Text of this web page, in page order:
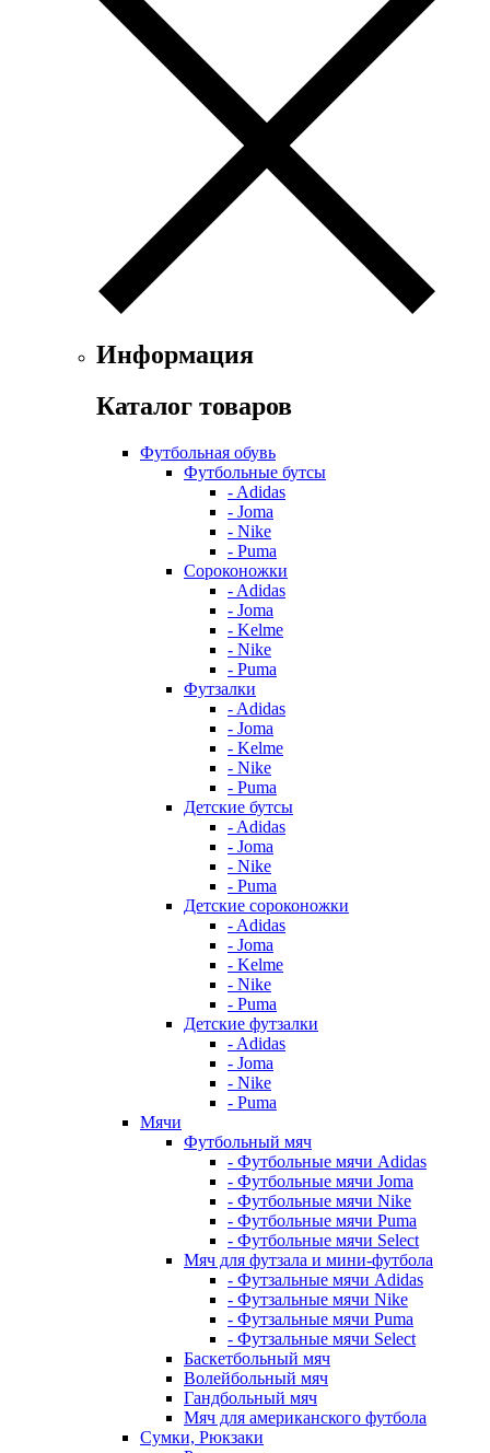
Информация
Каталог товаров
Футбольная обувь
Футбольные бутсы
- Adidas
- Joma
- Nike
- Puma
Сороконожки
- Adidas
- Joma
- Kelme
- Nike
- Puma
Футзалки
- Adidas
- Joma
- Kelme
- Nike
- Puma
Детские бутсы
- Adidas
- Joma
- Nike
- Puma
Детские сороконожки
- Adidas
- Joma
- Kelme
- Nike
- Puma
Детские футзалки
- Adidas
- Joma
- Nike
- Puma
Мячи
Футбольный мяч
- Футбольные мячи Adidas
- Футбольные мячи Joma
- Футбольные мячи Nike
- Футбольные мячи Puma
- Футбольные мячи Select
Мяч для футзала и мини-футбола
- Футзальные мячи Adidas
- Футзальные мячи Nike
- Футзальные мячи Puma
- Футзальные мячи Select
Баскетбольный мяч
Волейбольный мяч
Гандбольный мяч
Мяч для американского футбола
Сумки, Рюкзаки